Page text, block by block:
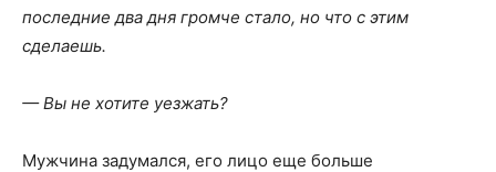
последние два дня громче стало, но что с этим
сделаешь.
— Вы не хотите уезжать?
Мужчина задумался, его лицо еще больше